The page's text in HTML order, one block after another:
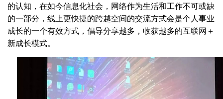
的认知，在如今信息化社会，网络作为生活和工作不可或缺
的一部分，线上更快捷的跨越空间的交流方式会是个人事业
成长的一个有效方式，倡导分享越多，收获越多的互联网＋
新成长模式。